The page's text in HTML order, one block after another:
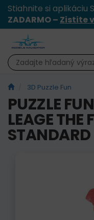
Stiahnite si
ZADARMO – Zistite
3D Puzzle Fun
PUZZLE
LEAGE THE
STANDARD